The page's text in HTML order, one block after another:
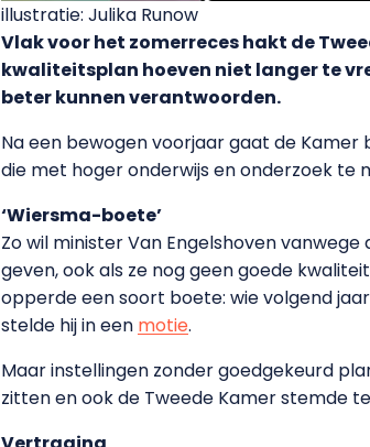
illustratie: Julika Runow
Vlak voor het zomerreces hakt de
kwaliteitsplan hoeven niet langer te
beter kunnen verantwoorden.
Na een bewogen voorjaar gaat de
die met hoger onderwijs en onderzoek te
‘Wiersma-boete’
Zo wil minister Van Engelshoven
geven, ook als ze nog geen goede
opperde een soort boete: wie volgend
stelde hij in een motie.
Maar instellingen zonder goedgekeurd
zitten en ook de Tweede Kamer stemde